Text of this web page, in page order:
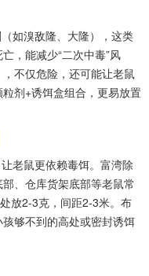
如溴敌隆、大隆），这类
，能减少“二次中毒”风
，不仅危险，还可能让老鼠
剂+诱饵盒组合，更易放置
老鼠更依赖毒饵。富湾除
、仓库货架底部等老鼠常
放2-3克，间距2-3米。布
够不到的高处或密封诱饵